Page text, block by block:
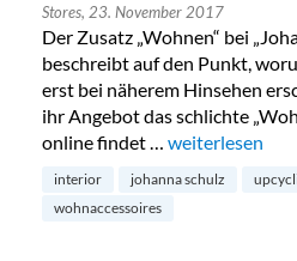
Stores, 23. November 2017
Der Zusatz „Wohnen“ bei
beschreibt auf den Punkt,
erst bei näherem Hinsehen
ihr Angebot das schlichte
online findet … weiterlesen
interior johanna schulz
wohnaccessoires